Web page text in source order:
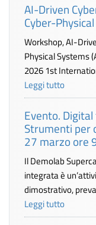
AI-Driven
Cyber-
Workshop, AI-
Physical Systems
2026 1st
Leggi tutto
Evento.
Strumenti per
27 marzo ore
Il Demolab
integrata è
dimostrativo,
Leggi tutto